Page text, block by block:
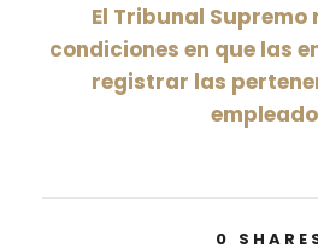
El Tribunal
condiciones en que las
registrar las
0